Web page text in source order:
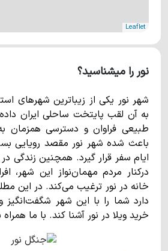
Leaflet
نور را میشناسید؟
شهر نور یکی از زیباترین شهرهای
به آن لقب پایتخت ساحلی ایران
طبیعی فراوان و دسترسی همزمان
باعث شده شهر نور مقصد رویایی
ایام سفر قرار گیرد. همچنین زندگی
درکنار مردم مهمان‌نواز این شهر،
خانه در نور ترغیب می‌کند. در این
دارد شما را با این شهر شگفت‌انگیز
خرید ویلا در نور آشنا کند. با ما